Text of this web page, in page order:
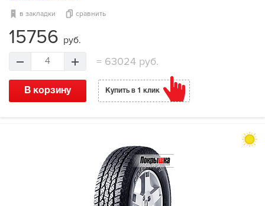
в закладки сравнить
15756 руб.
4 = 63024 руб.
В корзину Купить в 1 клик